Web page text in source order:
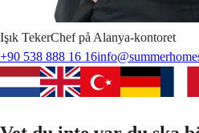
Işık TekerChef på Alanya-kontoret
+90 538 888 16 16